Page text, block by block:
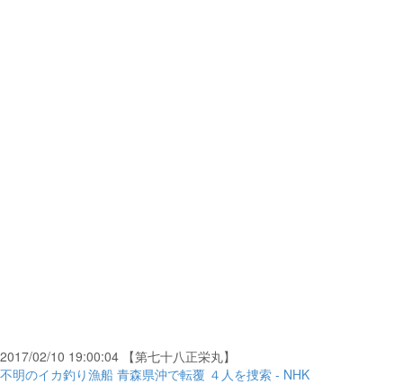
2017/02/10 19:00:04 【第七十八正栄丸】
不明のイカ釣り漁船 青森県沖で転覆 ４人を捜索 - NHK